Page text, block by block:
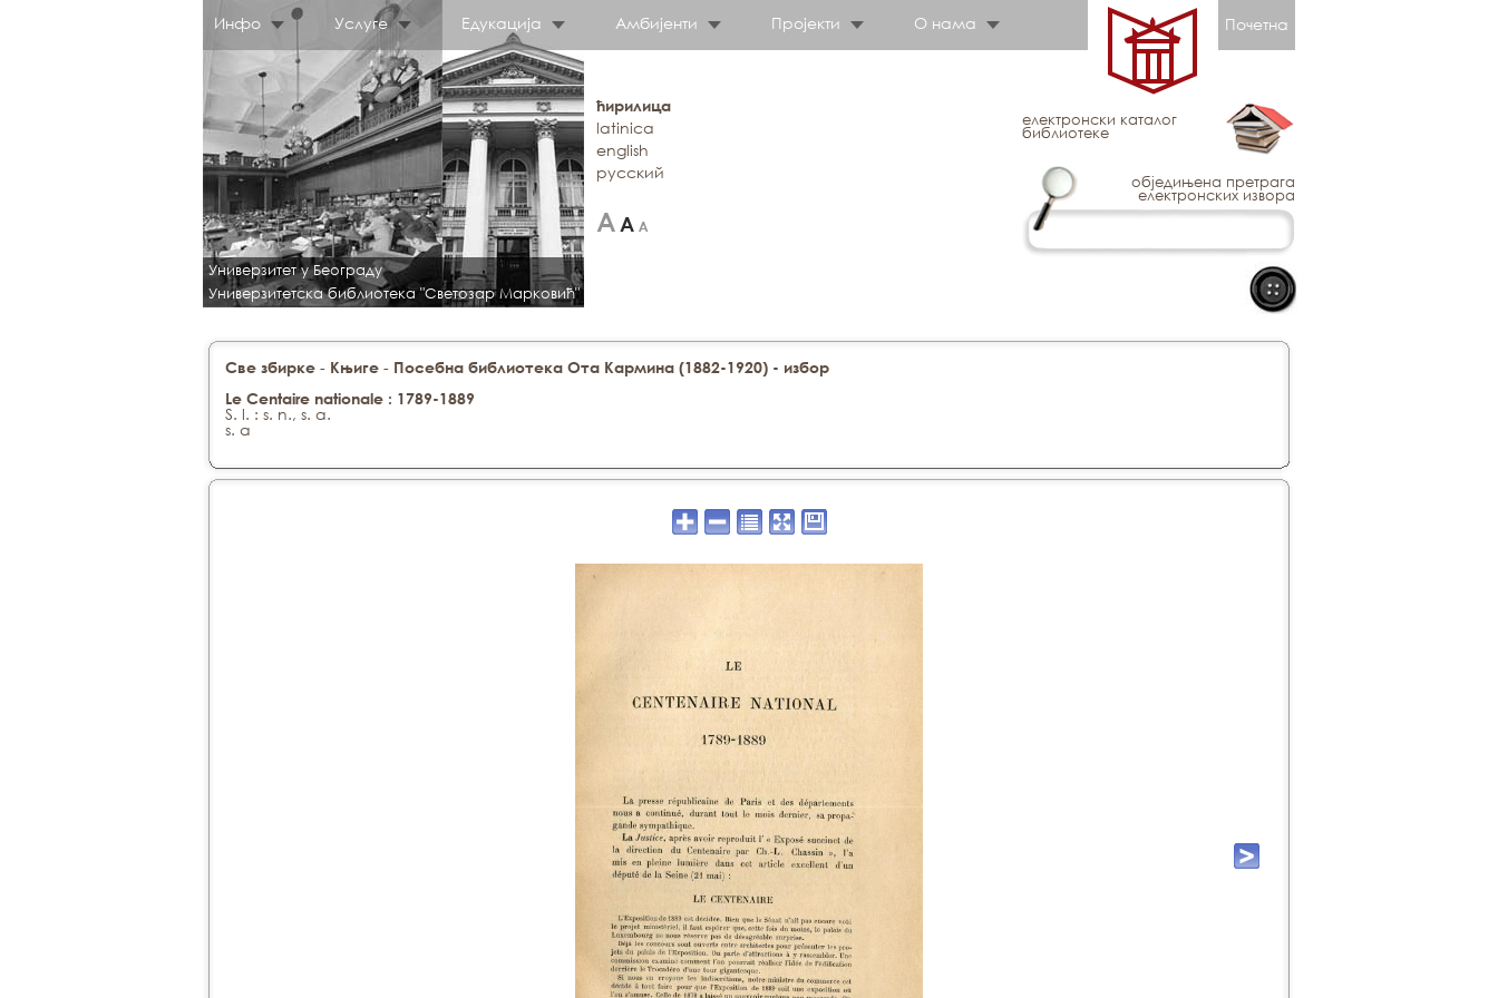
Инфо Услуге Едукација Амбијенти Пројекти О нама Почетна
Универзитет у Београду
Универзитетска библиотека "Светозар Марковић"
ћирилица
latinica
english
русский
електронски каталог
библиотеке
обједињена претрага
електронских извора
Све збирке - Књиге - Посебна библиотека Ота Кармина (1882-1920) - избор
Le Centaire nationale : 1789-1889
S. l. : s. n., s. a.
s. a